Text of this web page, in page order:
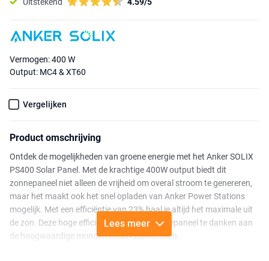
Vermogen: 400 W
Output: MC4 & XT60
Vergelijken
Product omschrijving
Ontdek de mogelijkheden van groene energie met het Anker SOLIX
PS400 Solar Panel. Met de krachtige 400W output biedt dit
zonnepaneel niet alleen de vrijheid om overal stroom te genereren,
maar het maakt ook het snel opladen van Anker Power Stations
mogelijk. Met een efficiëntie van 23% haal je altijd het maximale uit
de zon. Deze hoge efficiëntie heeft het zonnepaneel te danken aan
de hoogwaardige monokristallen zonnecellen.
Lees meer